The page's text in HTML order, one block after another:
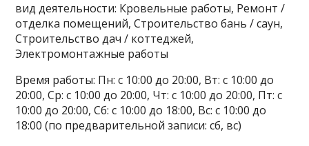
вид деятельности: Кровельные работы, Ремонт /
отделка помещений, Строительство бань / саун,
Строительство дач / коттеджей,
Электромонтажные работы
Время работы: Пн: с 10:00 до 20:00, Вт: с 10:00 до
20:00, Ср: с 10:00 до 20:00, Чт: с 10:00 до 20:00, Пт: с
10:00 до 20:00, Сб: с 10:00 до 18:00, Вс: с 10:00 до
18:00 (по предварительной записи: сб, вс)